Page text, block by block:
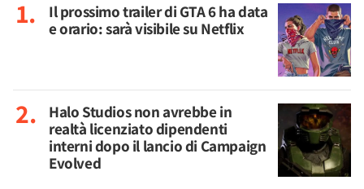
Il prossimo trailer di GTA 6 ha data
e orario: sarà visibile su Netflix
Halo Studios non avrebbe in
realtà licenziato dipendenti
interni dopo il lancio di Campaign
Evolved